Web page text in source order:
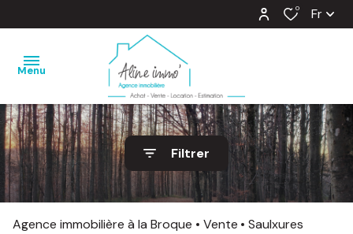
0 Fr
Menu
nos
ventes
nos
locations
Filtrer
Agence immobilière à la Broque Vente
Saulxures